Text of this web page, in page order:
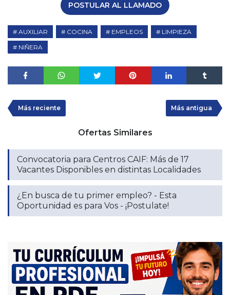
POSTULAR AL LLAMADO
AUXILIAR COCINA EMPLEOS
LIMPIEZA
NIÑERA
Más reciente Más antigua
Ofertas Similares
Convocatoria para Centros CAIF: Más de 17
Vacantes Disponibles en distintas Localidades
¿En busca de tu primer empleo? - Esta
Oportunidad es para Vos - ¡Postulate!